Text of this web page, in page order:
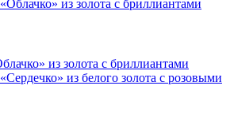
из золота с бриллиантами